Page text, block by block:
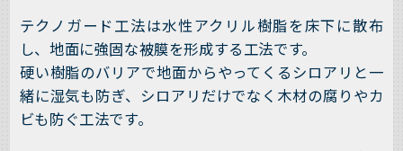
テクノガード工法は水性アクリル樹脂を床下に散布
し、地面に強固な被膜を形成する工法です。
硬い樹脂のバリアで地面からやってくるシロアリと一
緒に湿気も防ぎ、シロアリだけでなく木材の腐りやカ
ビも防ぐ工法です。